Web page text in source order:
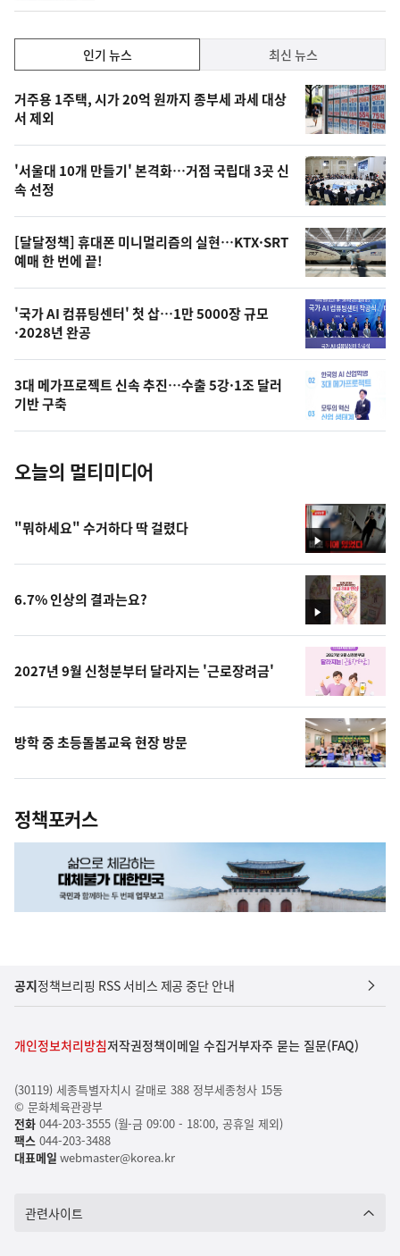
기,
최
신,
오
늘
의
영
상
오
의
사
진
인기 뉴스 최신 뉴스
기
뉴
스
거주용 1주택, 시가 20억 원까지 종부세 과세 대상
서 제외
'서울대 10개 만들기' 본격화…거점 국립대 3곳 신
속 선정
[달달정책] 휴대폰 미니멀리즘의 실현…KTX·SRT
예매 한 번에 끝!
'국가 AI 컴퓨팅센터' 첫 삽…1만 5000장 규모
·2028년 완공
3대 메가프로젝트 신속 추진…수출 5강·1조 달러
기반 구축
오늘의 멀티미디어
영
상
"뭐하세요" 수거하다 딱 걸렸다
영
상
6.7% 인상의 결과는요?
2027년 9월 신청분부터 달라지는 '근로장려금'
방학 중 초등돌봄교육 현장 방문
정책포커스
공지정책브리핑 RSS 서비스 제공 중단 안내
개인정보처리방침저작권정책이메일 수집거부자주 묻는 질문(FAQ)
(30119) 세종특별자치시 갈매로 388 정부세종청사 15동
© 문화체육관광부
전화044-203-3555 (월-금 09:00 - 18:00, 공휴일 제외)
팩스044-203-3488
대표메일 webmaster@korea.kr
관련사이트